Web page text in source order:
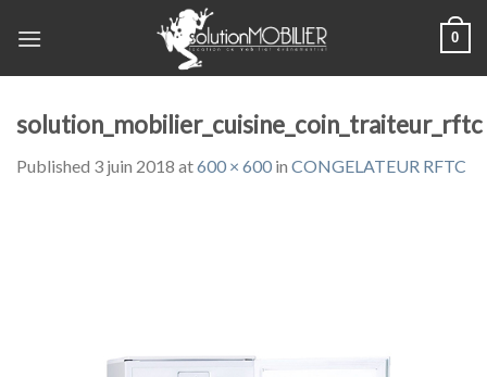
0
solution_mobilier_cuisine_coin_traiteur_rftc
Published 3 juin 2018 at600 × 600 in CONGELATEUR RFTC